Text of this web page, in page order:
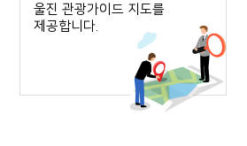
울진 관광가이드 지도를
제공합니다.